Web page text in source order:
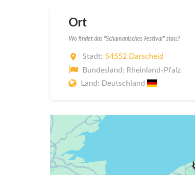
Ort
Wo findet das "Schamanisches Festival" statt?
Stadt: 54552 Darscheid
Bundesland: Rheinland-Pfalz
Land: Deutschland